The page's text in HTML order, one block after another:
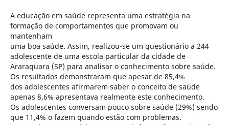
A educação em saúde representa uma estratégia na
formação de comportamentos que promovam ou
mantenham
uma boa saúde. Assim, realizou-se um questionário a 244
adolescente de uma escola particular da cidade de
Araraquara (SP) para analisar o conhecimento sobre saúde.
Os resultados demonstraram que apesar de 85,4%
dos adolescentes afirmarem saber o conceito de saúde
apenas 8,6% apresentava realmente este conhecimento.
Os adolescentes conversam pouco sobre saúde (29%) sendo
que 11,4% o fazem quando estão com problemas.